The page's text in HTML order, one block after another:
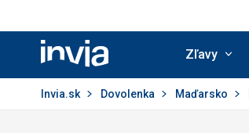
Invia.sk
Zľavy
Invia.sk Dovolenka Maďarsko